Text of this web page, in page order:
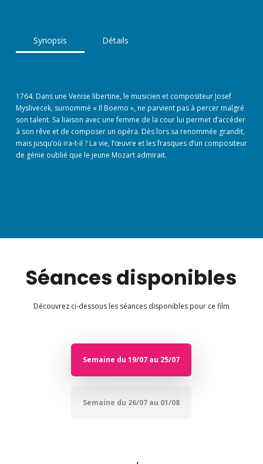
Synopsis Détails
1764. Dans une Venise libertine, le musicien et compositeur Josef
Myslivecek, surnommé « Il Boemo », ne parvient pas à percer malgré
son talent. Sa liaison avec une femme de la cour lui permet d’accéder
à son rêve et de composer un opéra. Dès lors sa renommée grandit,
mais jusqu’où ira-t-il ? La vie, l’œuvre et les frasques d’un compositeur
de génie oublié que le jeune Mozart admirait.
Séances disponibles
Découvrez ci-dessous les séances disponibles pour ce film
Semaine du 19/07 au 25/07
Semaine du 26/07 au 01/08